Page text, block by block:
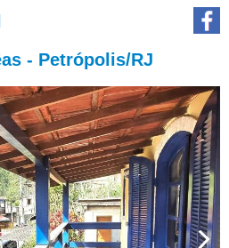
- Petrópolis/RJ